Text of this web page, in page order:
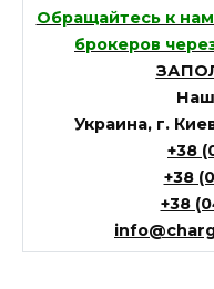
Обращайтесь к
брокеров
Украина, г.
+38
+38
+38